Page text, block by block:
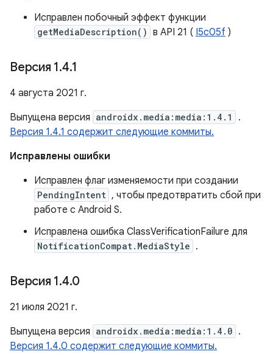
Исправлен побочный эффект функции
getMediaDescription() в API 21 ( I5c05f )
Версия 1.4.1
4 августа 2021 г.
Выпущена версия androidx.media:media:1.4.1
.
Версия 1.4.1 содержит следующие коммиты.
Исправлены ошибки
Исправлен флаг изменяемости при создании
PendingIntent , чтобы предотвратить сбой при
работе с Android S.
Исправлена ​​ошибка ClassVerificationFailure для
NotificationCompat.MediaStyle .
Версия 1.4.0
21 июля 2021 г.
Выпущена версия androidx.media:media:1.4.0 .
Версия 1.4.0 содержит следующие коммиты.